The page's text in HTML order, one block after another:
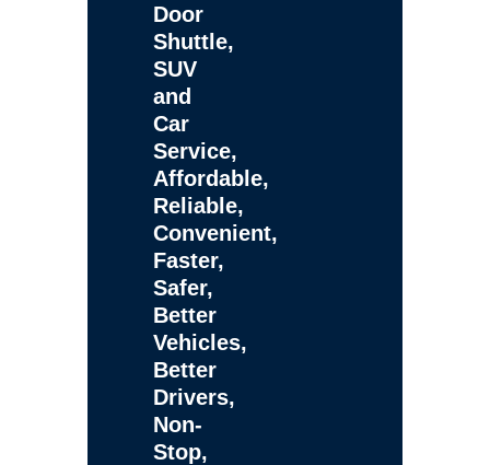
Door
Shuttle,
SUV
and
Car
Service,
Affordable,
Reliable,
Convenient,
Faster,
Safer,
Better
Vehicles,
Better
Drivers,
Non-
Stop,